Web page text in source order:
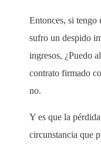
Entonces, si tengo
sufro un despido
ingresos, ¿Puedo
contrato firmado
no.
Y es que la
circunstancia que